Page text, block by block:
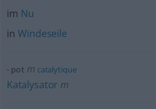
im Nu
inWindeseile
pot m catalytique
Katalysator m